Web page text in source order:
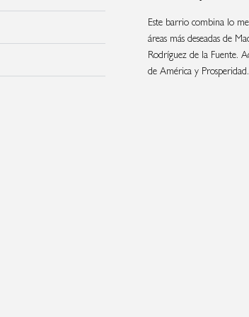
Este barrio combina lo
áreas más deseadas de
Rodríguez de la Fuente.
de América y Prosperidad.